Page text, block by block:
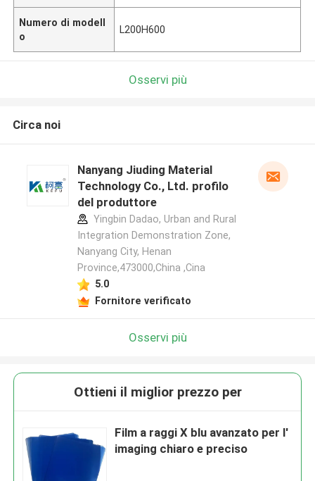
Numero di modell
o
L200H600
Osservi più
Circa noi
Nanyang Jiuding Material
Technology Co., Ltd. profilo
del produttore
Yingbin Dadao, Urban and Rural
Integration Demonstration Zone,
Nanyang City, Henan
Province,473000,China ,Cina
5.0
Fornitore verificato
Osservi più
Ottieni il miglior prezzo per
Film a raggi X blu avanzato per l'
imaging chiaro e preciso